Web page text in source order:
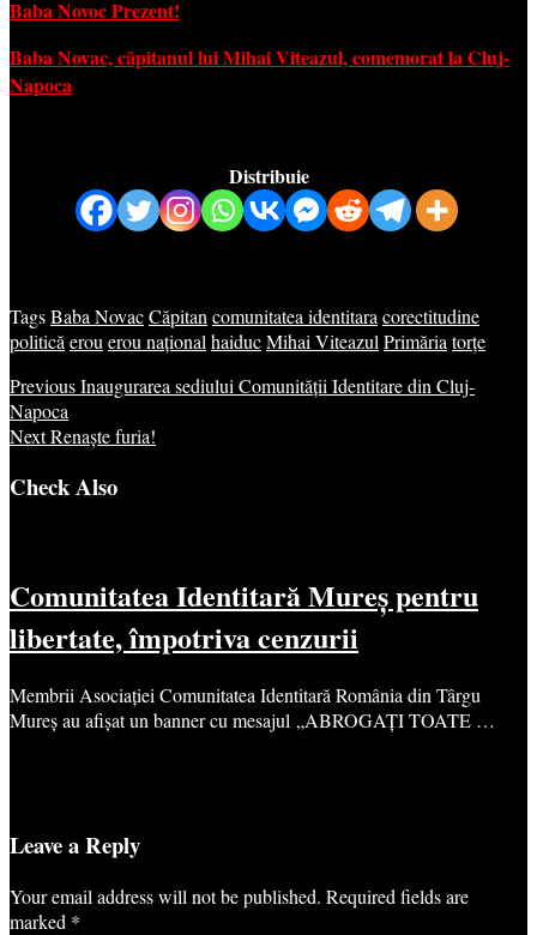
Baba Novoc Prezent!
Baba Novac, căpitanul lui Mihai Viteazul, comemorat la Cluj-
Napoca
Distribuie
TagsBaba NovacCăpitan comunitatea identitara corectitudine
politică erou erou național haiducMihai Viteazul Primăria torțe
PreviousInaugurarea sediului Comunității Identitare din Cluj-
Napoca
NextRenaște furia!
Check Also
Comunitatea Identitară Mureș pentru
libertate, împotriva cenzurii
Membrii Asociației Comunitatea Identitară România din Târgu
Mureș au afișat un banner cu mesajul „ABROGAȚI TOATE …
Leave a Reply
Your email address will not be published. Required fields are
marked *